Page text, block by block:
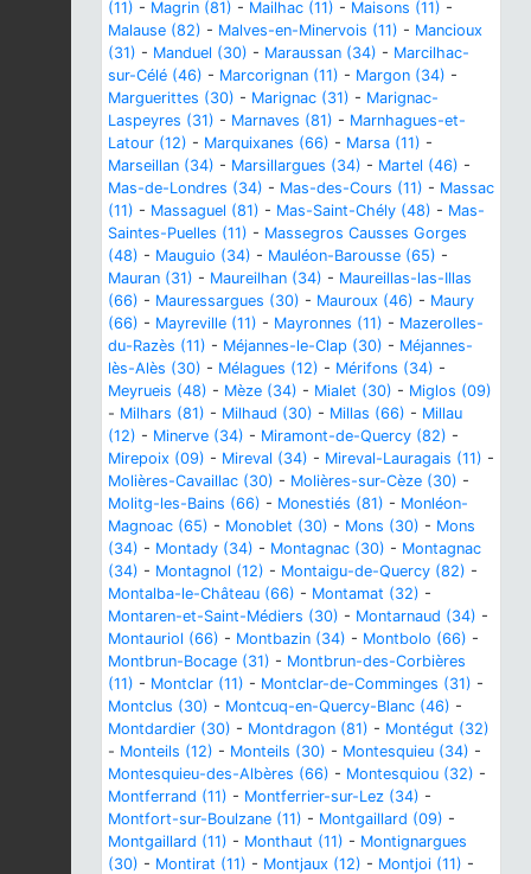
(11) - Magrin (81) - Mailhac (11) - Maisons (11) -
Malause (82) - Malves-en-Minervois (11) - Mancioux
(31) - Manduel (30) - Maraussan (34) - Marcilhac-
sur-Célé (46) - Marcorignan (11) - Margon (34) -
Marguerittes (30) - Marignac (31) - Marignac-
Laspeyres (31) - Marnaves (81) - Marnhagues-et-
Latour (12) - Marquixanes (66) - Marsa (11) -
Marseillan (34) - Marsillargues (34) - Martel (46) -
Mas-de-Londres (34) - Mas-des-Cours (11) - Massac
(11) - Massaguel (81) - Mas-Saint-Chély (48) - Mas-
Saintes-Puelles (11) - Massegros Causses Gorges
(48) - Mauguio (34) - Mauléon-Barousse (65) -
Mauran (31) - Maureilhan (34) - Maureillas-las-Illas
(66) - Mauressargues (30) - Mauroux (46) - Maury
(66) - Mayreville (11) - Mayronnes (11) - Mazerolles-
du-Razès (11) - Méjannes-le-Clap (30) - Méjannes-
lès-Alès (30) - Mélagues (12) - Mérifons (34) -
Meyrueis (48) - Mèze (34) - Mialet (30) - Miglos (09)
- Milhars (81) - Milhaud (30) - Millas (66) - Millau
(12) - Minerve (34) - Miramont-de-Quercy (82) -
Mirepoix (09) - Mireval (34) - Mireval-Lauragais (11) -
Molières-Cavaillac (30) - Molières-sur-Cèze (30) -
Molitg-les-Bains (66) - Monestiés (81) - Monléon-
Magnoac (65) - Monoblet (30) - Mons (30) - Mons
(34) - Montady (34) - Montagnac (30) - Montagnac
(34) - Montagnol (12) - Montaigu-de-Quercy (82) -
Montalba-le-Château (66) - Montamat (32) -
Montaren-et-Saint-Médiers (30) - Montarnaud (34) -
Montauriol (66) - Montbazin (34) - Montbolo (66) -
Montbrun-Bocage (31) - Montbrun-des-Corbières
(11) - Montclar (11) - Montclar-de-Comminges (31) -
Montclus (30) - Montcuq-en-Quercy-Blanc (46) -
Montdardier (30) - Montdragon (81) - Montégut (32)
- Monteils (12) - Monteils (30) - Montesquieu (34) -
Montesquieu-des-Albères (66) - Montesquiou (32) -
Montferrand (11) - Montferrier-sur-Lez (34) -
Montfort-sur-Boulzane (11) - Montgaillard (09) -
Montgaillard (11) - Monthaut (11) - Montignargues
(30) - Montirat (11) - Montjaux (12) - Montjoi (11) -